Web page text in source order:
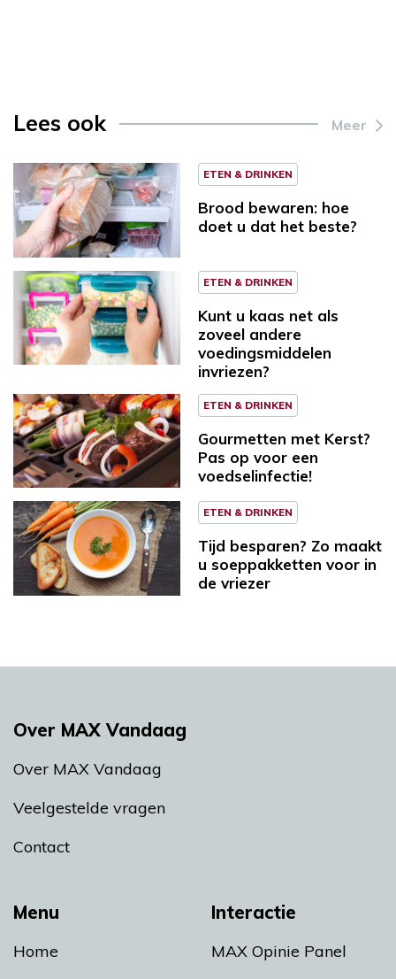
Lees ook Meer
ETEN & DRINKEN
Brood bewaren: hoe
doet u dat het beste?
ETEN & DRINKEN
Kunt u kaas net als
zoveel andere
voedingsmiddelen
invriezen?
ETEN & DRINKEN
Gourmetten met Kerst?
Pas op voor een
voedselinfectie!
ETEN & DRINKEN
Tijd besparen? Zo maakt
u soeppakketten voor in
de vriezer
Menu
Home
Interactie
MAX Opinie Panel
Over MAX Vandaag
Over MAX Vandaag
Veelgestelde vragen
Contact